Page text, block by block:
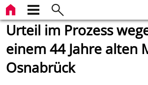
Urteil im Prozess
einem 44 Jahre alten
Osnabrück